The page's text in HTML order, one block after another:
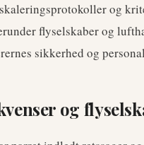
og
flyselskaber og
sikkerhed og
og